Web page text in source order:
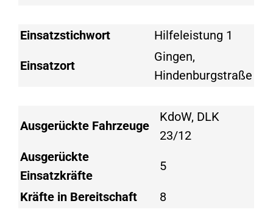
Einsatzstichwort Hilfeleistung 1
Einsatzort
Gingen,
Hindenburgstraße
Ausgerückte Fahrzeuge
KdoW, DLK
23/12
Ausgerückte
Einsatzkräfte
5
Kräfte in Bereitschaft 8